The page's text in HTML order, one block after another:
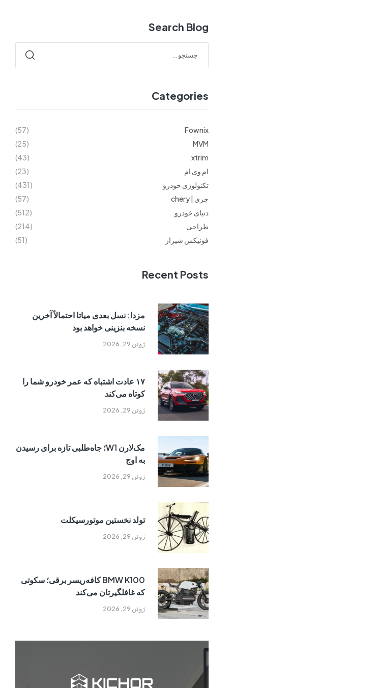
Search Blog
Categories
Fownix
(57)
MVM
(25)
xtrim
(43)
ام وی ام
(23)
تکنولوژی خودرو
(431)
چری | chery
(57)
دنیای خودرو
(512)
طراحی
(214)
فونیکس شیراز
(51)
Recent Posts
ژوئن 29, 2026
مزدا: نسل بعدی میاتا احتمالاً آخرین
نسخه بنزینی خواهد بود
ژوئن 29, 2026
۱۷ عادت اشتباه که عمر خودرو شما را
کوتاه می‌کند
ژوئن 29, 2026
مک‌لارن W1؛ جاه‌طلبی تازه برای رسیدن
به اوج
ژوئن 29, 2026
تولد نخستین موتورسیکلت
ژوئن 29, 2026
BMW K100 کافه‌ریسر برقی؛ سکوتی
که غافلگیرتان می‌کند